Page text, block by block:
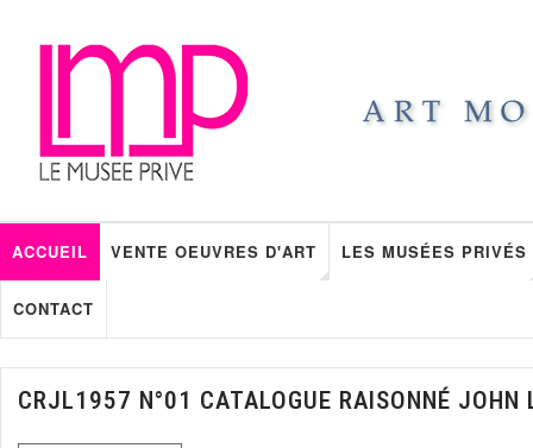
ACCUEIL VENTE OEUVRES D'ART LES MUSÉES PRIVÉS
CONTACT
CRJL1957 N°01 CATALOGUE RAISONNÉ JOHN